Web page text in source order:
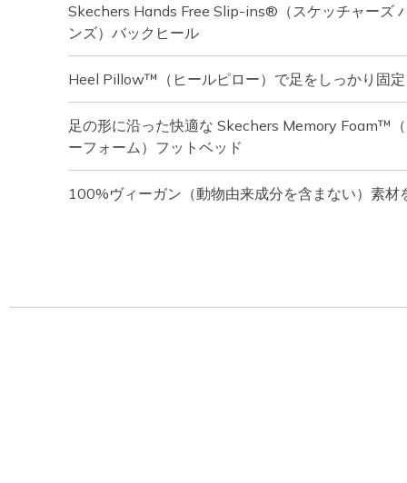
Skechers Hands Free Slip-ins®（スケッチャーズ
ンズ）バックヒール
Heel Pillow™（ヒールピロー）で足をしっかり固定
足の形に沿った快適な Skechers Memory Foam™
ーフォーム）フットベッド
100%ヴィーガン（動物由来成分を含まない）素材